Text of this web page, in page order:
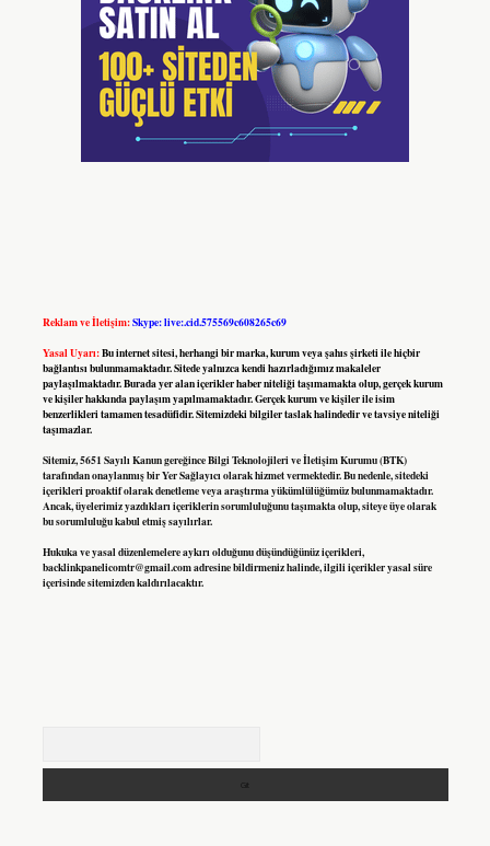
Reklam ve İletişim:Skype: live:.cid.575569c608265c69
Yasal Uyarı:Bu internet sitesi, herhangi bir marka, kurum veya şahıs şirketi ile hiçbir
bağlantısı bulunmamaktadır. Sitede yalnızca kendi hazırladığımız makaleler
paylaşılmaktadır. Burada yer alan içerikler haber niteliği taşımamakta olup, gerçek kurum
ve kişiler hakkında paylaşım yapılmamaktadır. Gerçek kurum ve kişiler ile isim
benzerlikleri tamamen tesadüfidir. Sitemizdeki bilgiler taslak halindedir ve tavsiye niteliği
taşımazlar.
Sitemiz, 5651 Sayılı Kanun gereğince Bilgi Teknolojileri ve İletişim Kurumu (BTK)
tarafından onaylanmış bir Yer Sağlayıcı olarak hizmet vermektedir. Bu nedenle, sitedeki
içerikleri proaktif olarak denetleme veya araştırma yükümlülüğümüz bulunmamaktadır.
Ancak, üyelerimiz yazdıkları içeriklerin sorumluluğunu taşımakta olup, siteye üye olarak
bu sorumluluğu kabul etmiş sayılırlar.
Hukuka ve yasal düzenlemelere aykırı olduğunu düşündüğünüz içerikleri,
backlinkpanelicomtr@gmail.comadresine bildirmeniz halinde, ilgili içerikler yasal süre
içerisinde sitemizden kaldırılacaktır.